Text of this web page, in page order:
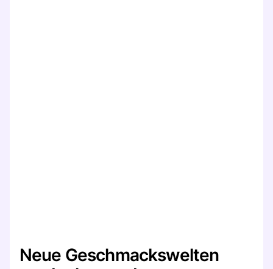
Neue Geschmackswelten